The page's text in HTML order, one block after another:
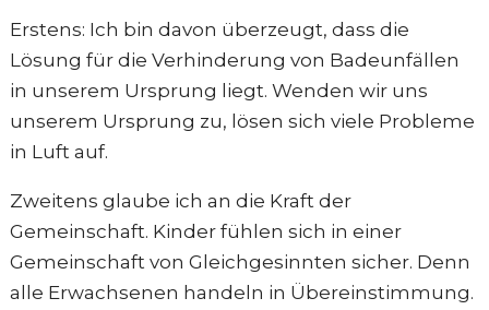
Erstens: Ich bin davon überzeugt, dass die
Lösung für die Verhinderung von Badeunfällen
in unserem Ursprung liegt. Wenden wir uns
unserem Ursprung zu, lösen sich viele Probleme
in Luft auf.
Zweitens glaube ich an die Kraft der
Gemeinschaft. Kinder fühlen sich in einer
Gemeinschaft von Gleichgesinnten sicher. Denn
alle Erwachsenen handeln in Übereinstimmung.